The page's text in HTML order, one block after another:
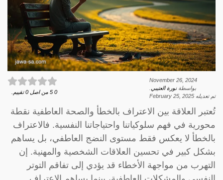
November 26, 2024
بواسطةنورة العتيبي
تم تعديله February 25, 2025
0
5 من اصل 0 تقييم.
تُعتبر العلاقة بين الاعتراف بالخطأ والصحة العاطفية نقطة
محورية في فهم سلوكياتنا واحتياجاتنا النفسية. فالاعتراف
بالخطأ لا يعكس فقط مستوى النضج العاطفي، بل يساهم
بشكل كبير في تحسين العلاقات الشخصية والمهنية. إن
التهرب من مواجهة الأخطاء قد يؤدي إلى تفاقم التوتر